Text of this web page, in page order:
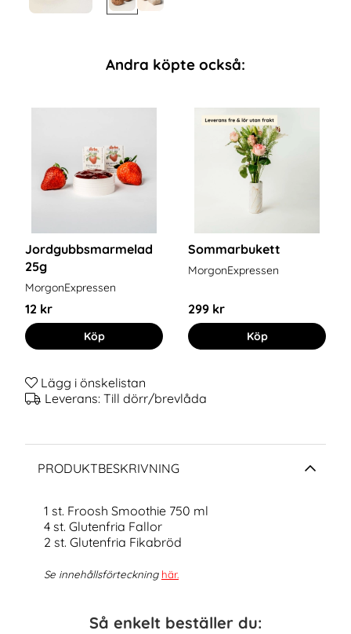
Andra köpte också:
Jordgubbsmarmelad
25g
MorgonExpressen
12 kr
Köp
Sommarbukett
MorgonExpressen
299 kr
Köp
Lägg i önskelistan
Leverans: Till dörr/brevlåda
PRODUKTBESKRIVNING
1 st. Froosh Smoothie 750 ml
4 st. Glutenfria Fallor
2 st. Glutenfria Fikabröd
Se innehållsförteckning här.
Så enkelt beställer du: